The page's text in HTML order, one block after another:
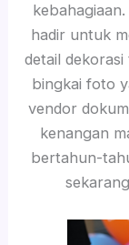
kebahagiaan.
hadir untuk
detail
bingkai foto
vendor
kenangan
bertahun-